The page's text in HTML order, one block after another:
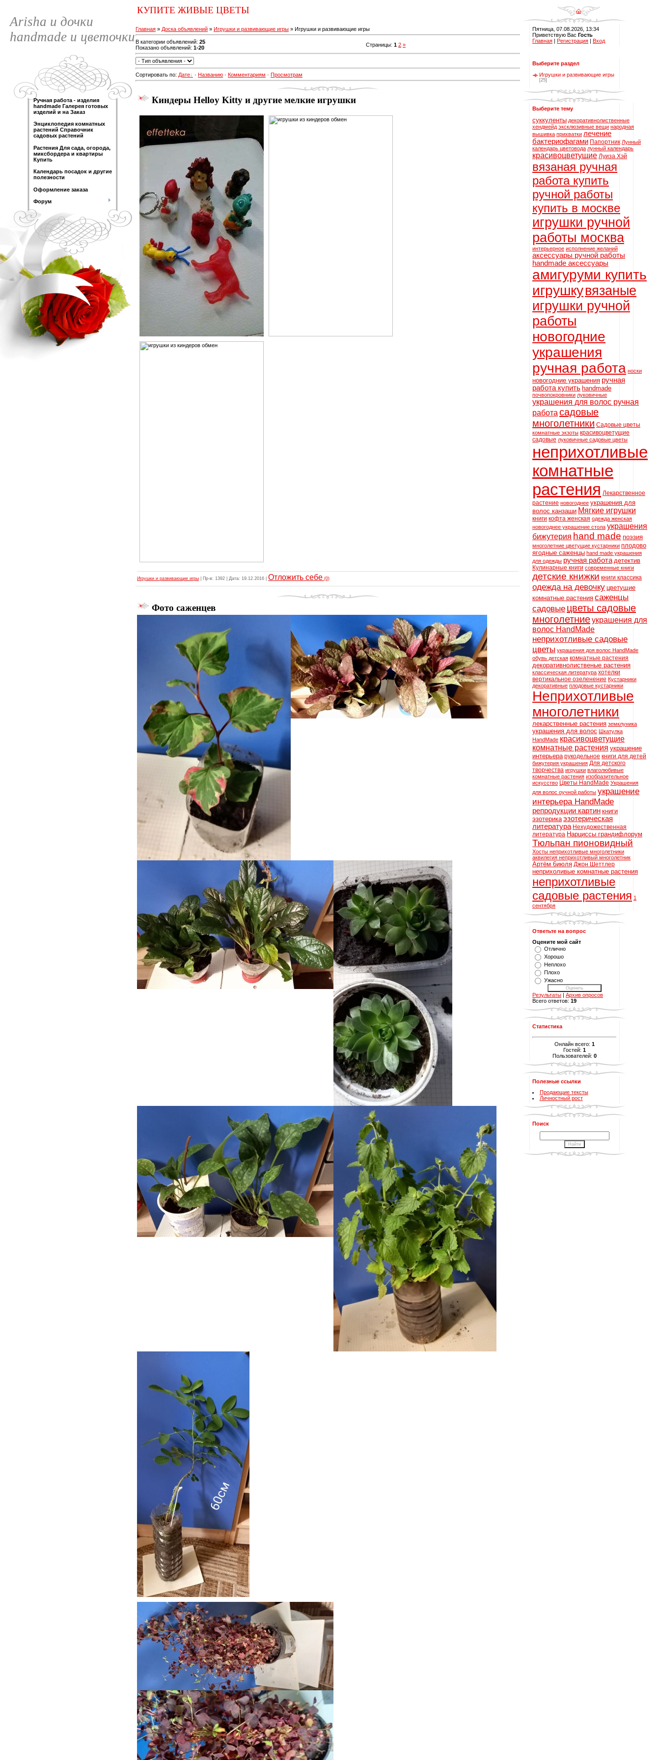
Arisha и дочки
handmade и цветочки
Ручная работа - изделия
handmade Галерея готовых
изделий и на Заказ
Энциклопедия комнатных
растений Справочник
садовых растений
Растения Для сада, огорода,
миксбордера и квартиры
Купить
Календарь посадок и другие
полезности
Оформление заказа
Форум
КУПИТЕ ЖИВЫЕ ЦВЕТЫ
Главная » Доска объявлений » Игрушки и развивающие игры » Игрушки и развивающие игры
В категории объявлений: 25
Показано объявлений: 1-20 Страницы: 1 2 »
Сортировать по: Дате · Названию · Комментариям · Просмотрам
Киндеры Helloy Kitty и другие мелкие игрушки
Игрушки и развивающие игры | Пр-в: 1392 | Дата: 19.12.2016 Отложить себе (0)
Фото саженцев
Пятница, 07.08.2026, 13:34
Приветствую Вас Гость
Главная | Регистрация | Вход
Выберите раздел
Игрушки и развивающие игры
[25]
Выберите тему
суккуленты декоративнолиственные
хендмейд эксклюзивные вещи народная
вышивка прихватки лечение
бактериофагами Папортник Лунный
календарь цветовода лунный календарь
красивоцветущие Луиза Хэй
вязаная ручная
работа купить
ручной работы
купить в москве
игрушки ручной
работы москва
интерьерное исполнение желаний
аксессуары ручной работы
handmade аксессуары
амигуруми купить
игрушкувязаные
игрушки ручной
работы
новогодние
украшения
ручная работа носки
новогодние украшения ручная
работа купить handmade
почвопокровники луковичные
украшения для волос ручная
работа садовые
многолетники Садовые цветы
комнатные экзоты красивоцветущие
садовые луковичные садовые цветы
неприхотливые
комнатные
растения Лекарственное
растение новогоднее украшения для
волос канзаши Мягкие игрушки
книги кофта женская одежда женская
новогоднее украшение стола украшения
бижутерия hand made поэзия
многолетние цветущие кустарники плодово
ягодные саженцы hand made украшения
для одежды ручная работа детектив
Кулинарные книги современные книги
детские книжки книги классика
одежда на девочку цветущие
комнатные растения саженцы
садовые цветы садовые
многолетниеукрашения для
волос HandMade
неприхотливые садовые
цветы украшения доя волос HandMade
обувь детская комнатные растения
декоративнолиственые растения
классическая литература хотелки
вертикальное озеленение Кустарники
декоративные плодовые кустарники
Неприхотливые
многолетники
лекарственные растения земклуника
украшения для волос Шкатулка
HandMade красивоцветущие
комнатные растения украшение
интерьера рукодельное книги для детей
бижутерия украшения Для детского
творчества игрушки влаголюбивые
комнатные растения изобразительное
искусство Цветы HandMade Украшения
для волос оучной работы украшение
интерьера HandMade
репродукции картин книги
эзотерика эзотерическая
литература Нехудожественная
литература Нарциссы грандифлорум
Тюльпан пионовидный
Хосты неприхотливые многолетники
аквилегия неприхотливый многолетник
Артём 6июля Джон Шеттлер
неприхоливые комнатные растения
неприхотливые
садовые растения 1
сентября
Ответьте на вопрос
Оцените мой сайт
Отлично
Хорошо
Неплохо
Плохо
Ужасно
Результаты | Архив опросов
Всего ответов: 19
Статистика
Онлайн всего: 1
Гостей: 1
Пользователей: 0
Полезные ссылки
Продающие тексты
Личностный рост
Поиск